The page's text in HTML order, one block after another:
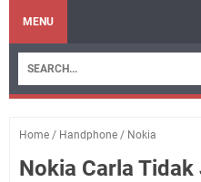
MENU
Home / Handphone / Nokia
Nokia Carla